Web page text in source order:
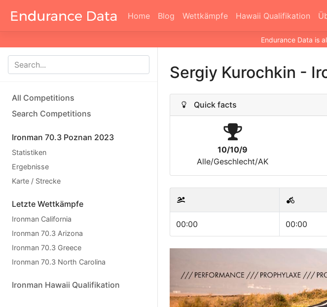
Home Blog Wettkämpfe Hawaii Qualifikation
Endurance Data is
All Competitions
Search Competitions
Ironman 70.3 Poznan 2023
Statistiken
Ergebnisse
Karte / Strecke
Letzte Wettkämpfe
Ironman California
Ironman 70.3 Arizona
Ironman 70.3 Greece
Ironman 70.3 North Carolina
Ironman Hawaii Qualifikation
Sergiy Kurochkin -
Quick facts
10/10/9
Alle/Geschlecht/AK
00:00 00:00